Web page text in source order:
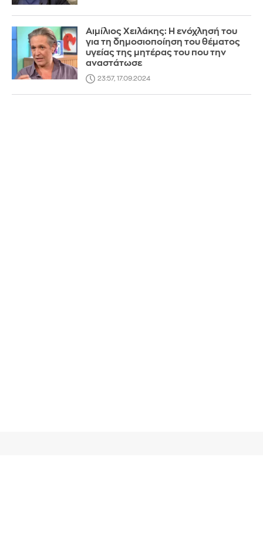
Αιμίλιος Χειλάκης: Η ενόχλησή του
για τη δημοσιοποίηση του θέματος
υγείας της μητέρας του που την
αναστάτωσε
23:57, 17.09.2024